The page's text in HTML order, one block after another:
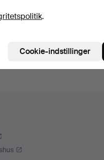
.
Cookie-indstillinger